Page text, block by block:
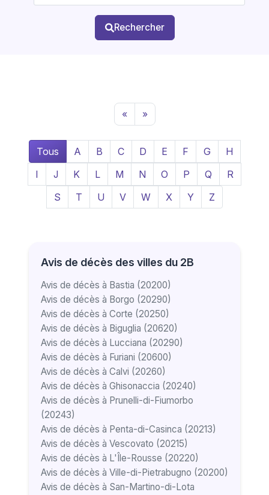
Rechercher
« »
Tous A B C D E F G
H
I
J K L M N O P Q
R
S
T U V W X Y Z
Avis de décès des villes du 2B
Avis de décès à Bastia (20200)
Avis de décès à Borgo (20290)
Avis de décès à Corte (20250)
Avis de décès à Biguglia (20620)
Avis de décès à Lucciana (20290)
Avis de décès à Furiani (20600)
Avis de décès à Calvi (20260)
Avis de décès à Ghisonaccia (20240)
Avis de décès à Prunelli-di-Fiumorbo
(20243)
Avis de décès à Penta-di-Casinca (20213)
Avis de décès à Vescovato (20215)
Avis de décès à L'Île-Rousse (20220)
Avis de décès à Ville-di-Pietrabugno (20200)
Avis de décès à San-Martino-di-Lota